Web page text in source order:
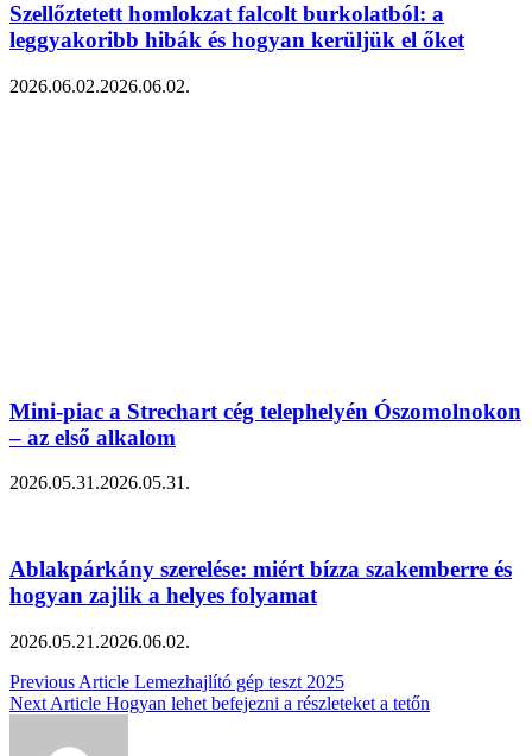
Szellőztetett homlokzat falcolt burkolatból: a
leggyakoribb hibák és hogyan kerüljük el őket
2026.06.02.2026.06.02.
Mini-piac a Strechart cég telephelyén Ószomolnokon
– az első alkalom
2026.05.31.2026.05.31.
Ablakpárkány szerelése: miért bízza szakemberre és
hogyan zajlik a helyes folyamat
2026.05.21.2026.06.02.
Bejegyzés
navigáció
Previous Article Lemezhajlító gép teszt 2025
Next Article Hogyan lehet befejezni a részleteket a tetőn